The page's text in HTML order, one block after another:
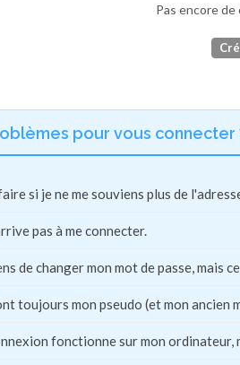
Pas encore de
pour vous connecter
si je ne me souviens plus de
pas à me connecter.
de changer mon mot de passe, mais
toujours mon pseudo (et mon ancien
fonctionne sur mon ordinateur,